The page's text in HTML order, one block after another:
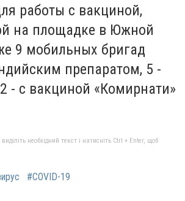
работы с вакциной,
на площадке в Южной
9 мобильных бригад
препаратом, 5 -
- с вакциной «Комирнати»
необхідний текст і натисніть Ctrl + Enter, щоб
#COVID-19